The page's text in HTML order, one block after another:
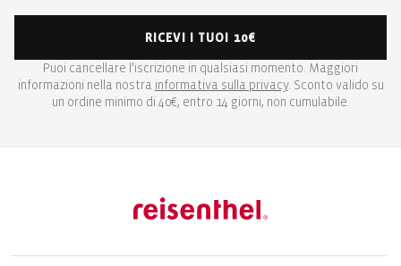
RICEVI I TUOI 10€
Puoi cancellare l'iscrizione in qualsiasi momento. Maggiori
informazioni nella nostra informativa sulla privacy. Sconto valido su
un ordine minimo di 40€, entro 14 giorni, non cumulabile.